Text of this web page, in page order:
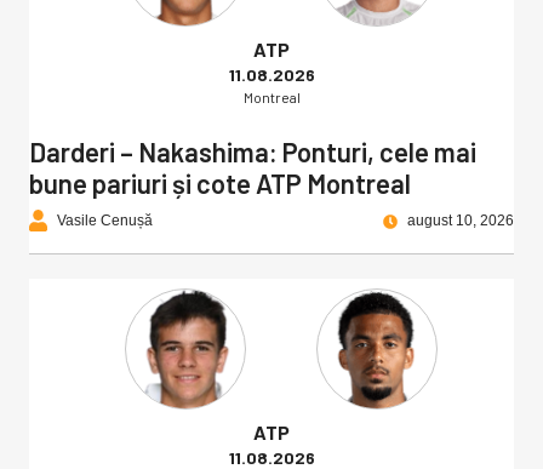
ATP
11.08.2026
Montreal
Darderi – Nakashima: Ponturi, cele mai
bune pariuri și cote ATP Montreal
Vasile Cenușă august 10, 2026
ATP
11.08.2026